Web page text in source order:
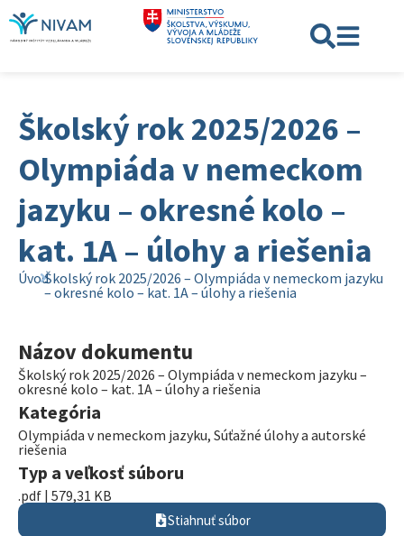
Školský rok 2025/2026 –
Olympiáda v nemeckom
jazyku – okresné kolo –
kat. 1A – úlohy a riešenia
ÚvodŠkolský rok 2025/2026 – Olympiáda v nemeckom jazyku
– okresné kolo – kat. 1A – úlohy a riešenia
Názov dokumentu
Školský rok 2025/2026 – Olympiáda v nemeckom jazyku –
okresné kolo – kat. 1A – úlohy a riešenia
Kategória
Olympiáda v nemeckom jazyku, Súťažné úlohy a autorské
riešenia
Typ a veľkosť súboru
.pdf | 579,31 KB
Stiahnuť súbor